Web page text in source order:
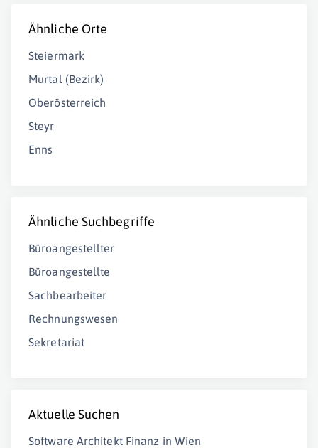
Ähnliche Orte
Steiermark
Murtal (Bezirk)
Oberösterreich
Steyr
Enns
Ähnliche Suchbegriffe
Büroangestellter
Büroangestellte
Sachbearbeiter
Rechnungswesen
Sekretariat
Aktuelle Suchen
Software Architekt Finanz in Wien